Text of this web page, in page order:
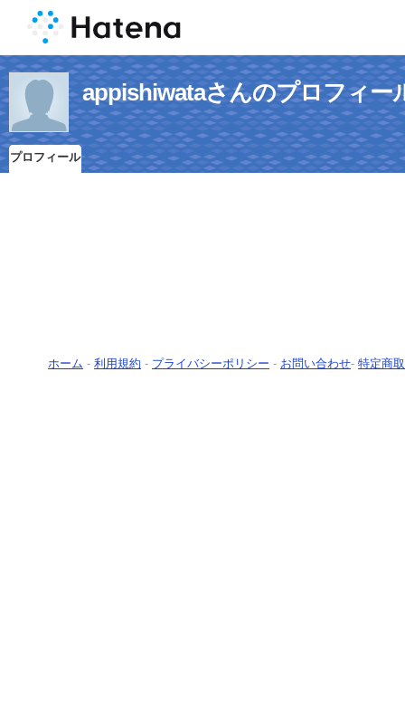
appishiwataさんのプロフィー
プロフィール
ホーム - 利用規約 - プライバシーポリシー - お問い合わせ- 特定商